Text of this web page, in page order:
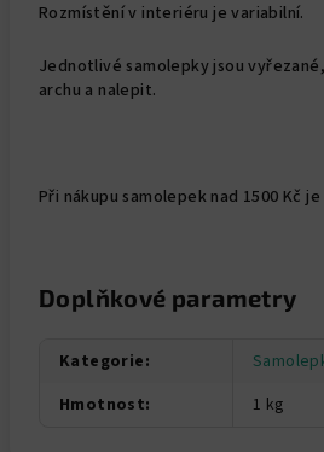
Rozmístění v interiéru je variabilní.
Jednotlivé samolepky jsou
archu a nalepit.
Při nákupu samolepek nad 1500 Kč
Doplňkové parametry
Kategorie:
Hmotnost: 1 kg